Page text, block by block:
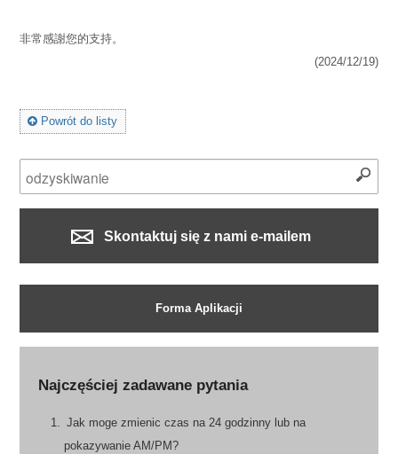
非常感謝您的支持。
(2024/12/19)
Powrót do listy
Skontaktuj się z nami e-mailem
Forma Aplikacji
Najczęściej zadawane pytania
Jak moge zmienic czas na 24 godzinny lub na
pokazywanie AM/PM?